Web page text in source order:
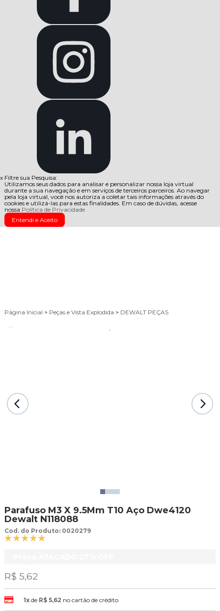
x Filtre sua Pesquisa:
Utilizamos seus dados para analisar e personalizar nossa loja virtual
durante a sua navegação e em serviços de terceiros parceiros. Ao navegar
pela loja virtual, você nos autoriza a coletar tais informações através do
cookies e utilizá-las para estas finalidades. Em caso de dúvidas, acesse
nossa Política de Privacidade
Entendi e Aceito
Página Inicial > Peças e Vista Explodida > DEWALT PEÇAS
Parafuso M3 X 9.5Mm T10 Aço Dwe4120
Dewalt N118088
Cod. do Produto: 0020279
R$ 5,62
1xde R$ 5,62 no cartão de crédito